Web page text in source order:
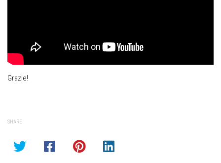
Grazie!
SHARE